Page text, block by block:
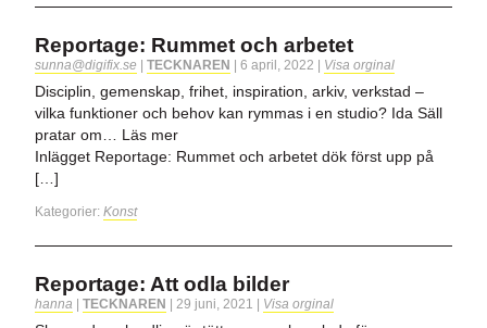
Reportage: Rummet och arbetet
sunna@digifix.se | TECKNAREN | 6 april, 2022 | Visa orginal
Disciplin, gemenskap, frihet, inspiration, arkiv, verkstad –
vilka funktioner och behov kan rymmas i en studio? Ida Säll
pratar om… Läs mer
Inlägget Reportage: Rummet och arbetet dök först upp på
[…]
Kategorier: Konst
Reportage: Att odla bilder
hanna TECKNAREN 29 juni, 2021 Visa orginal